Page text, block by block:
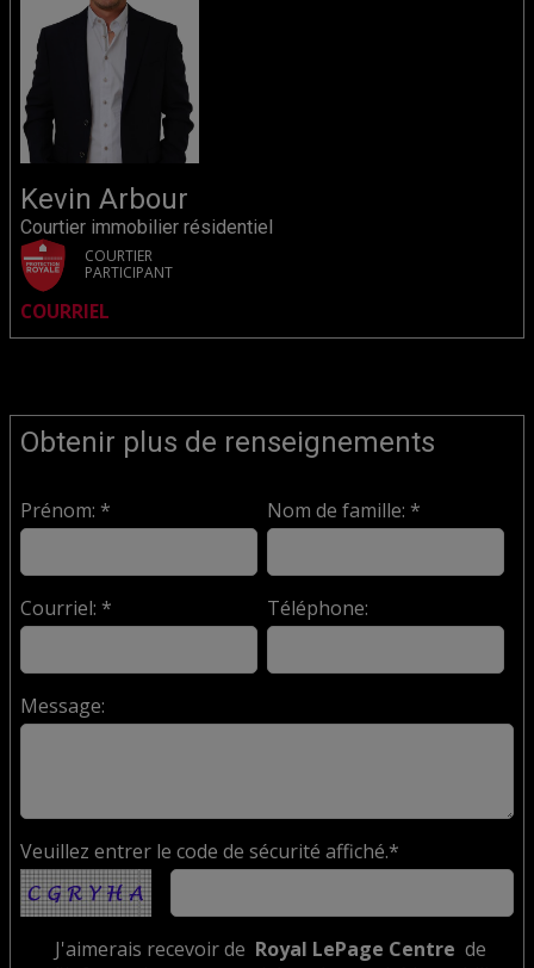
Kevin Arbour
Courtier immobilier résidentiel
COURTIER
PARTICIPANT
COURRIEL
Obtenir plus de renseignements
Prénom: * Nom de famille: *
Courriel: * Téléphone:
Message:
Veuillez entrer le code de sécurité affiché.*
J'aimerais recevoir de Royal LePage Centre de